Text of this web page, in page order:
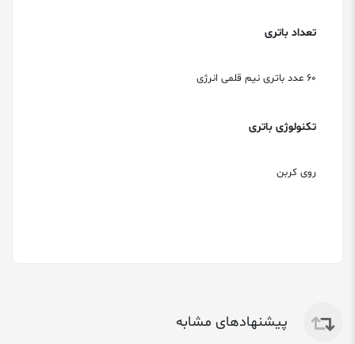
تعداد باتری
60 عدد باتری نیم قلمی انرژی
تکنولوژی باتری
روی کربن
پیشنهادهای مشابه